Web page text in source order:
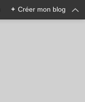
+ Créer mon blog